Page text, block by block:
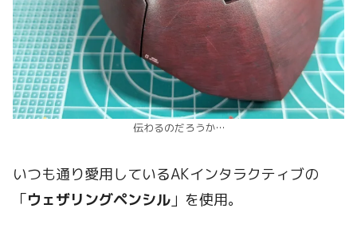
伝わるのだろうか…
いつも通り愛用しているAKインタラクティブの
「ウェザリングペンシル」を使用。